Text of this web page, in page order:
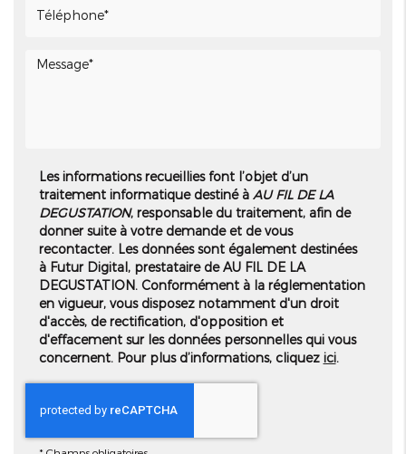
Les informations recueillies font l’objet d’un
traitement informatique destiné àAU FIL DE LA
DEGUSTATION, responsable du traitement, afin de
donner suite à votre demande et de vous
recontacter. Les données sont également destinées
à Futur Digital, prestataire de AU FIL DE LA
DEGUSTATION. Conformément à la réglementation
en vigueur, vous disposez notamment d'un droit
d'accès, de rectification, d'opposition et
d'effacement sur les données personnelles qui vous
concernent. Pour plus d’informations, cliquez ici.